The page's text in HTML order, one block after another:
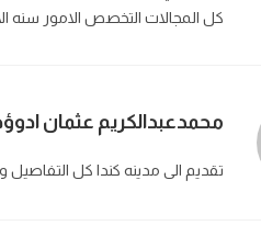
كل المجالات التخصص الامور سنه
محمدعبدالكريم عثمان
تقديم الى مدينه كندا كل